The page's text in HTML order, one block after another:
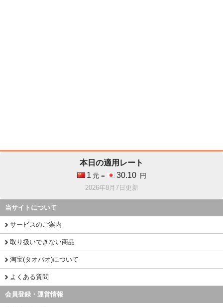
本日の適用レート
1 元 = 30.10
円
2026年8月7日更新
当サイトについて
サービスのご案内
取り扱いできない商品
淘宝(タオバオ)について
よくある質問
会員登録・運営情報